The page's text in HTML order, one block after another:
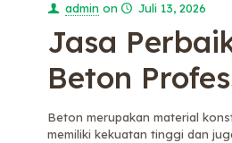
admin on Juli 13, 2026
Jasa
Beton
Beton merupakan material
memiliki kekuatan tinggi dan